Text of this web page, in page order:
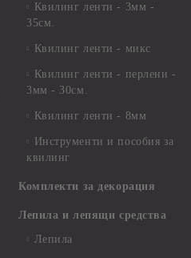
Квилинг ленти - 3мм -
35см.
Квилинг ленти - микс
Квилинг ленти - перлени -
3мм - 30см.
Квилинг ленти - 8мм
Инструменти и пособия за
квилинг
Комплекти за декорация
Лепила и лепящи средства
Лепила